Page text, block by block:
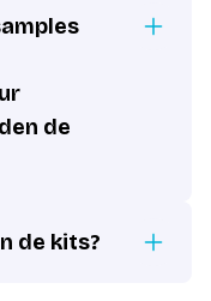
de
de kits?